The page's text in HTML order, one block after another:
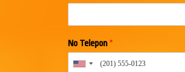
No Telepon *